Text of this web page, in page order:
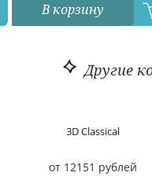
В корзину
Другие
3D Classical
от 12151 рублей